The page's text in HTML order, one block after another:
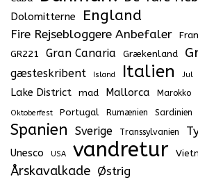
Dolomitterne England
Fire Rejsebloggere Anbefaler
GR221 Gran Canaria Grækenland
gæsteskribent Island Italien Jul
Lake District mad Mallorca Marokko
Oktoberfest Portugal Rumænien Sardinien
Spanien
Sverige Transsylvanien
Unesco USA vandretur
Årskavalkade Østrig